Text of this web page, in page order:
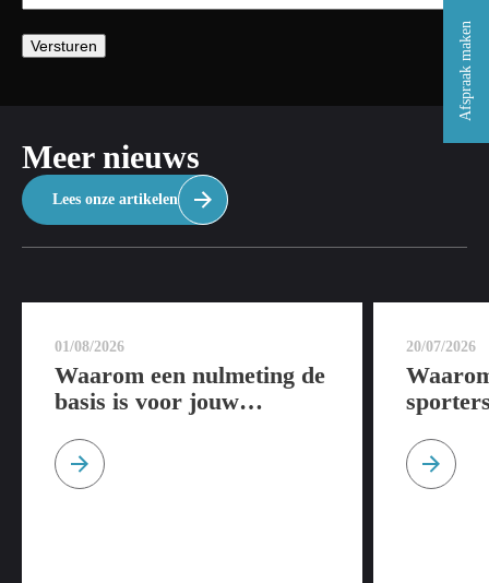
Afspraak maken
Versturen
Meer nieuws
Lees onze artikelen
01/08/2026
Waarom een nulmeting de
basis is voor jouw
20/07/2026
op een